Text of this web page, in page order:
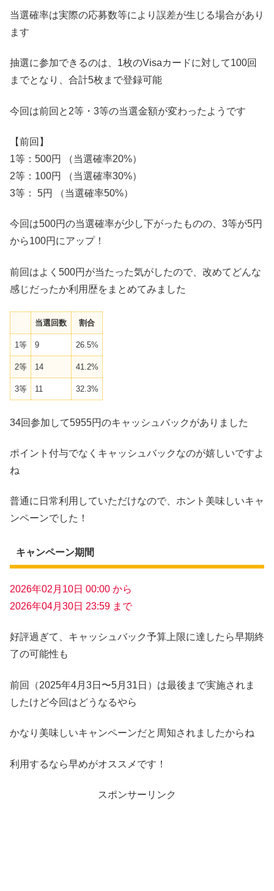
当選確率は実際の応募数等により誤差が生じる場合があり
ます
抽選に参加できるのは、1枚のVisaカードに対して100回
までとなり、合計5枚まで登録可能
今回は前回と2等・3等の当選金額が変わったようです
【前回】
1等：500円 （当選確率20%）
2等：100円 （当選確率30%）
3等： 5円 （当選確率50%）
今回は500円の当選確率が少し下がったものの、3等が5円
から100円にアップ！
前回はよく500円が当たった気がしたので、改めてどんな
感じだったか利用歴をまとめてみました
当選回数 割合
1等 9 26.5%
2等 14 41.2%
3等 11 32.3%
34回参加して5955円のキャッシュバックがありました
ポイント付与でなくキャッシュバックなのが嬉しいですよ
ね
普通に日常利用していただけなので、ホント美味しいキャ
ンペーンでした！
キャンペーン期間
2026年02月10日 00:00 から
2026年04月30日 23:59 まで
好評過ぎて、キャッシュバック予算上限に達したら早期終
了の可能性も
前回（2025年4月3日〜5月31日）は最後まで実施されま
したけど今回はどうなるやら
かなり美味しいキャンペーンだと周知されましたからね
利用するなら早めがオススメです！
スポンサーリンク